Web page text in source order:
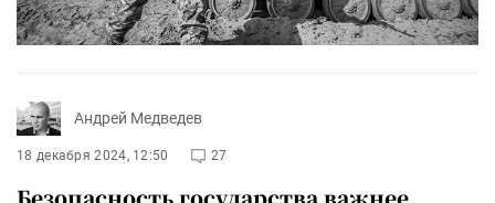
Андрей Медведев
18 декабря 2024, 12:50 27
Безопасность государства важнее